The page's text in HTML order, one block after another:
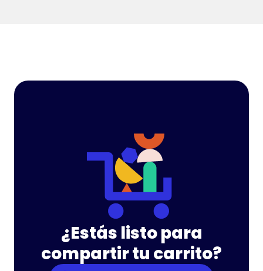
Bambu Lab
Pottery Barn
Rite Aid
Temu
¿Estás listo para
compartir tu carrito?